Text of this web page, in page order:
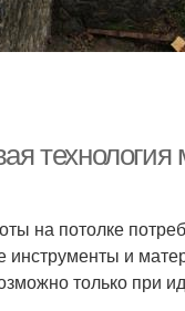
на потолке
инструменты и
только при